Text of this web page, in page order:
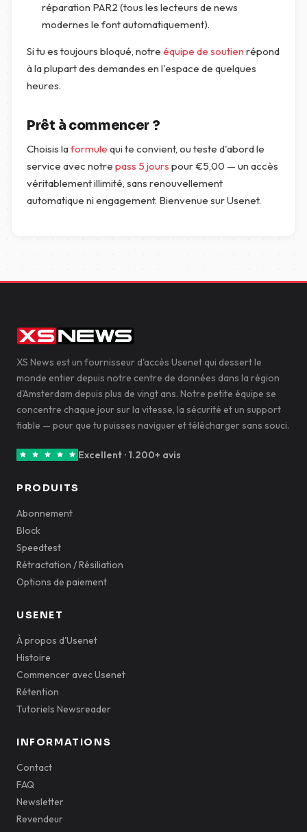
réparation PAR2 (tous les lecteurs de news
modernes le font automatiquement).
Si tu es toujours bloqué, notre équipe de soutien répond
à la plupart des demandes en l'espace de quelques
heures.
Prêt à commencer ?
Choisis laformule qui te convient, ou teste d'abord le
service avec notre pass 5 jours pour€5,00 — un accès
véritablement illimité, sans renouvellement
automatique ni engagement. Bienvenue sur Usenet.
XS News est un fournisseur d'accès Usenet qui dessert le
monde entier depuis notre centre de données dans la région
d'Amsterdam depuis plus de vingt ans. Notre petite équipe se
concentre chaque jour sur la vitesse, la sécurité et un support
fiable — pour que tu puisses naviguer et télécharger sans souci.
Excellent · 1.200+ avis
PRODUITS
Abonnement
Block
Speedtest
Rétractation / Résiliation
Options de paiement
USENET
À propos d'Usenet
Histoire
Commencer avec Usenet
Rétention
Tutoriels Newsreader
INFORMATIONS
Contact
FAQ
Newsletter
Revendeur